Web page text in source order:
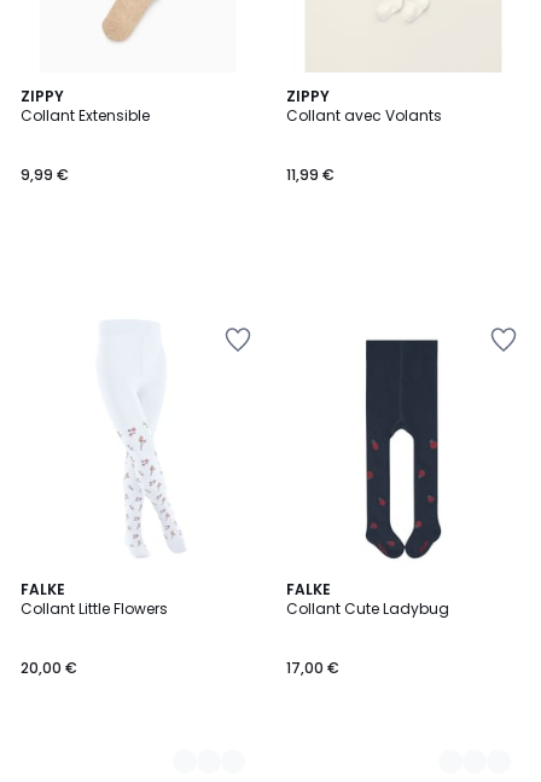
ZIPPY
Collant Extensible
9,99 €
ZIPPY
Collant avec Volants
11,99 €
FALKE
Collant Little Flowers
20,00 €
4
Couleurs
FALKE
Collant Cute Ladybug
17,00 €
3
Couleurs